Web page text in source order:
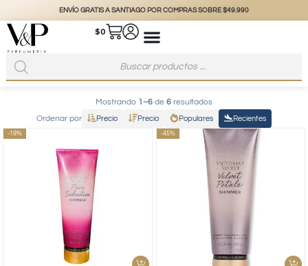
ENVÍO GRATIS A SANTIAGO POR COMPRAS SOBRE $49.990
$0
Mostrando 1–6 de 6 resultados
Ordenar por
Precio Precio Populares Recientes
-19% -45%